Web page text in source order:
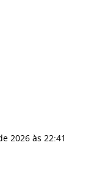
2026 às 22:41